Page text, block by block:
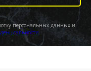
персональных данных и